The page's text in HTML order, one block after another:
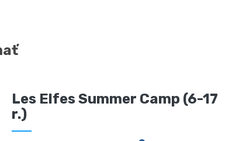
Les Elfes Summer Camp (6-17
r.)